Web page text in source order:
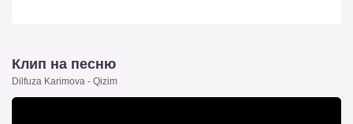
Клип на песню
Dilfuza Karimova - Qizim